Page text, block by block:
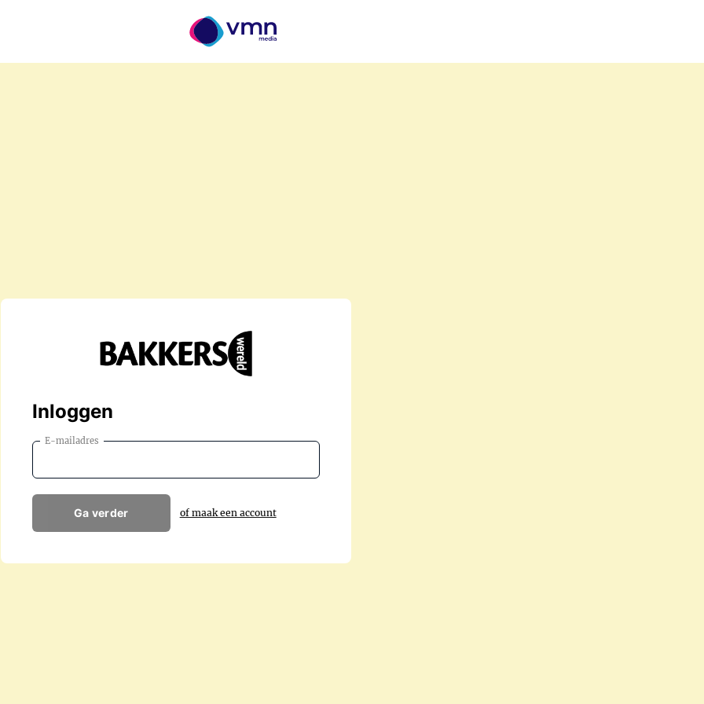
Inloggen
E-mailadres
Ga verder of maak een account